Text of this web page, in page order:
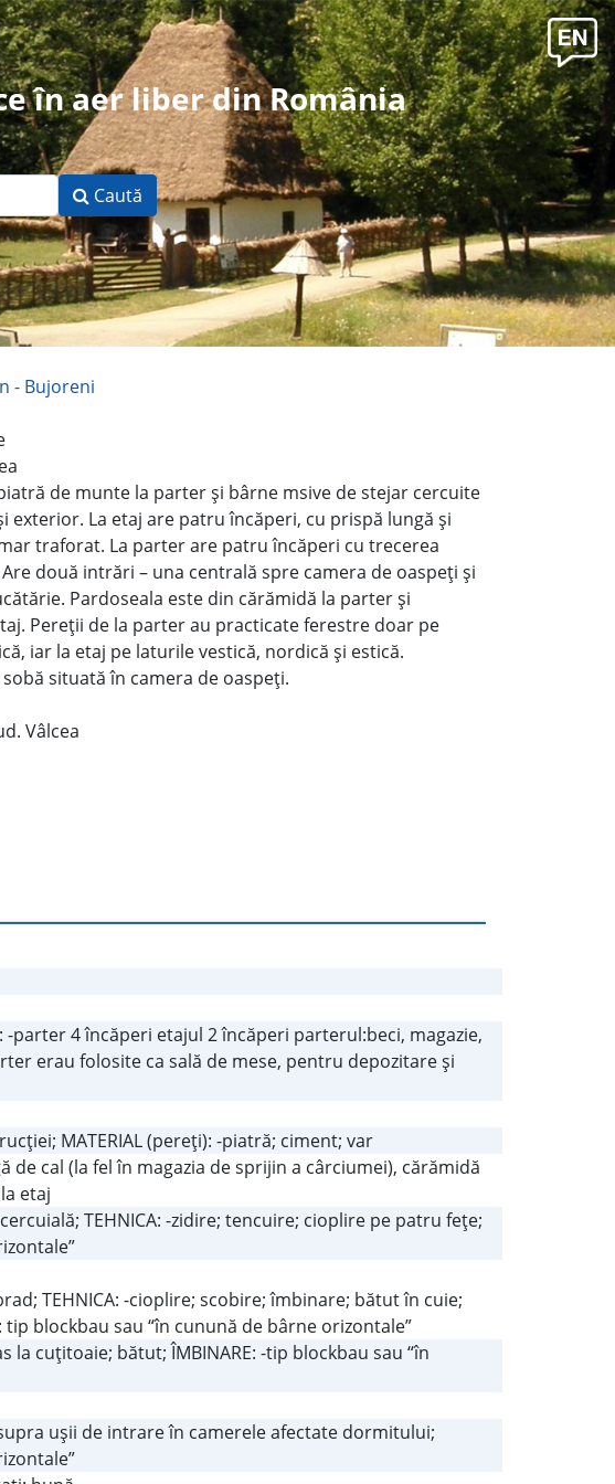
în aer liber din România
Caută
- Bujoreni
de munte la parter şi bârne msive de stejar cercuite
exterior. La etaj are patru încăperi, cu prispă lungă şi
traforat. La parter are patru încăperi cu trecerea
două intrări – una centrală spre camera de oaspeţi şi
Pardoseala este din cărămidă la parter şi
Pereţii de la parter au practicate ferestre doar pe
iar la etaj pe laturile vestică, nordică şi estică.
situată în camera de oaspeţi.
Vâlcea
-parter 4 încăperi etajul 2 încăperi parterul:beci, magazie,
erau folosite ca sală de mese, pentru depozitare şi
MATERIAL (pereţi): -piatră; ciment; var
de cal (la fel în magazia de sprijin a cârciumei), cărămidă
etaj
TEHNICA: -zidire; tencuire; cioplire pe patru feţe;
TEHNICA: -cioplire; scobire; îmbinare; bătut în cuie;
blockbau sau “în cunună de bârne orizontale”
la cuţitoaie; bătut; ÎMBINARE: -tip blockbau sau “în
uşii de intrare în camerele afectate dormitului;